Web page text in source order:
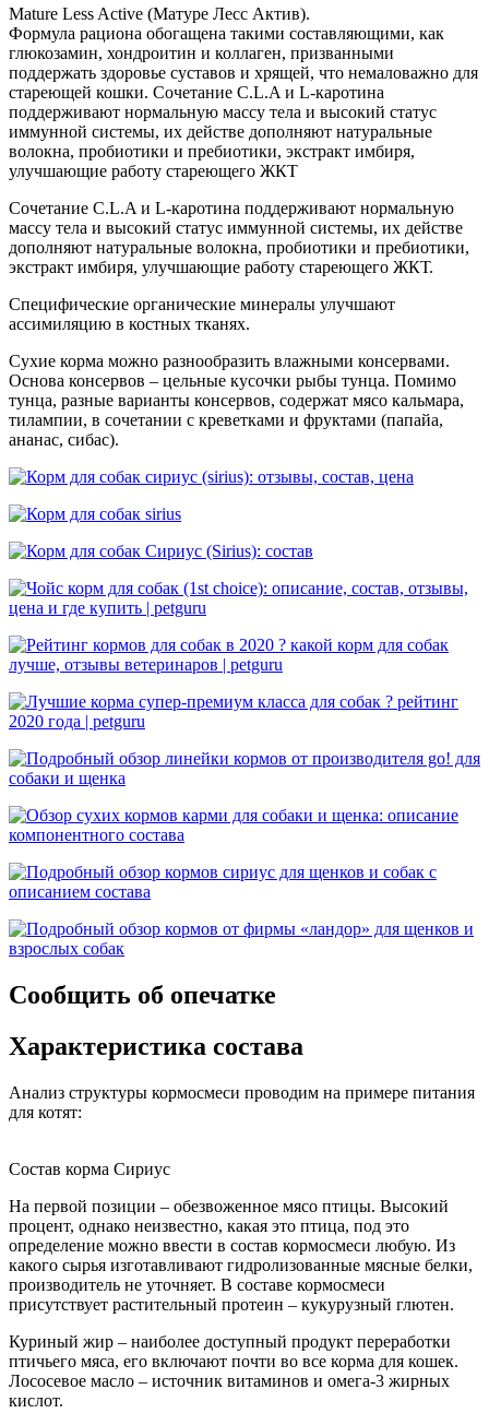
Mature Less Active (Матуре Лесс Актив).
Формула рациона обогащена такими составляющими, как
глюкозамин, хондроитин и коллаген, призванными
поддержать здоровье суставов и хрящей, что немаловажно для
стареющей кошки. Сочетание C.L.A и L-каротина
поддерживают нормальную массу тела и высокий статус
иммунной системы, их действе дополняют натуральные
волокна, пробиотики и пребиотики, экстракт имбиря,
улучшающие работу стареющего ЖКТ
Сочетание C.L.A и L-каротина поддерживают нормальную
массу тела и высокий статус иммунной системы, их действе
дополняют натуральные волокна, пробиотики и пребиотики,
экстракт имбиря, улучшающие работу стареющего ЖКТ.
Специфические органические минералы улучшают
ассимиляцию в костных тканях.
Сухие корма можно разнообразить влажными консервами.
Основа консервов – цельные кусочки рыбы тунца. Помимо
тунца, разные варианты консервов, содержат мясо кальмара,
тилампии, в сочетании с креветками и фруктами (папайа,
ананас, сибас).
Сообщить об опечатке
Характеристика состава
Анализ структуры кормосмеси проводим на примере питания
для котят:
Состав корма Сириус
На первой позиции – обезвоженное мясо птицы. Высокий
процент, однако неизвестно, какая это птица, под это
определение можно ввести в состав кормосмеси любую. Из
какого сырья изготавливают гидролизованные мясные белки,
производитель не уточняет. В составе кормосмеси
присутствует растительный протеин – кукурузный глютен.
Куриный жир – наиболее доступный продукт переработки
птичьего мяса, его включают почти во все корма для кошек.
Лососевое масло – источник витаминов и омега-3 жирных
кислот.